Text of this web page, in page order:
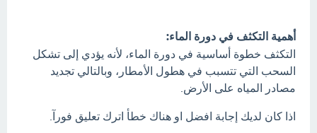
أهمية التكثف في دورة الماء:
التكثف خطوة أساسية في دورة الماء، لأنه يؤدي إلى تشكل
السحب التي تتسبب في هطول الأمطار، وبالتالي تجديد
مصادر المياه على الأرض.
اذا كان لديك إجابة افضل او هناك خطأ اترك تعليق فورآ.